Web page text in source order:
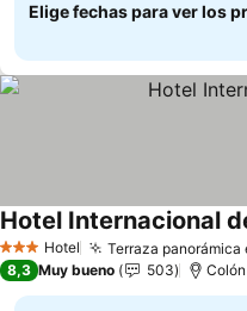
Elige fechas para ver los
3 Estrellas
Hotel Terraza panorámica
Hotel Internacional
8,3 Muy bueno 503 Colón